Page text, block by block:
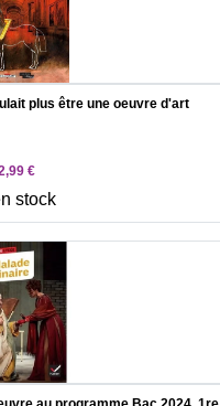
plus être une oeuvre d'art
€
stock